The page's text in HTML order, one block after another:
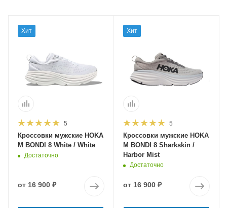
Хит
5
Кроссовки мужские HOKA
M BONDI 8 White / White
Достаточно
от 16 900 ₽
Хит
5
Кроссовки мужские HOKA
M BONDI 8 Sharkskin /
Harbor Mist
Достаточно
от 16 900 ₽